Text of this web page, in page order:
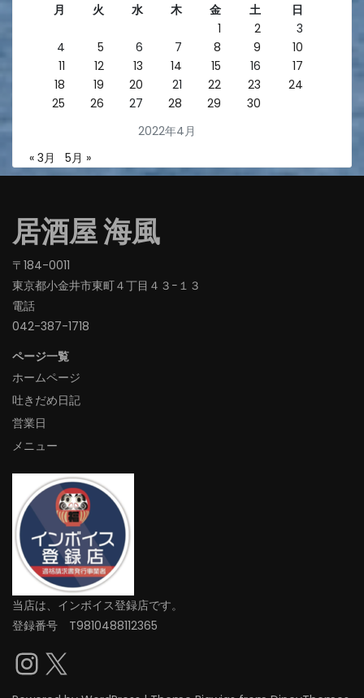
2022年4月
月 火 水 木 金 土
日
1
2
3
4
5 6 7 8 9
10
11
12 13 14 15 16
17
18
19 20 21 22 23
24
25
26 27 28 29 30
« 3月 5月 »
居酒屋 海風
〒184-0011
東京都小金井市東町４丁目４３−１３
電話
042-387-1718‬
ページ一覧
ホームページ
吐きだめ日記
営業日
メニュー
当店は、インボイス登録店です。
登録番号 T9810488112365
Instagram
X